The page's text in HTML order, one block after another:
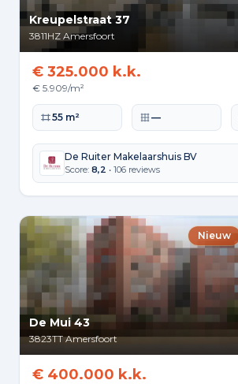
Kreupelstraat 37
3811HZ Amersfoort
€ 325.000 k.k.
€ 5.909/m²
Woonoppervlakte
55 m² Perceeloppervlakte
—
De Ruiter Makelaarshuis BV
Score: 8,2 • 106 reviews
Nieuw
De Mui 43
3823TT Amersfoort
€ 400.000 k.k.